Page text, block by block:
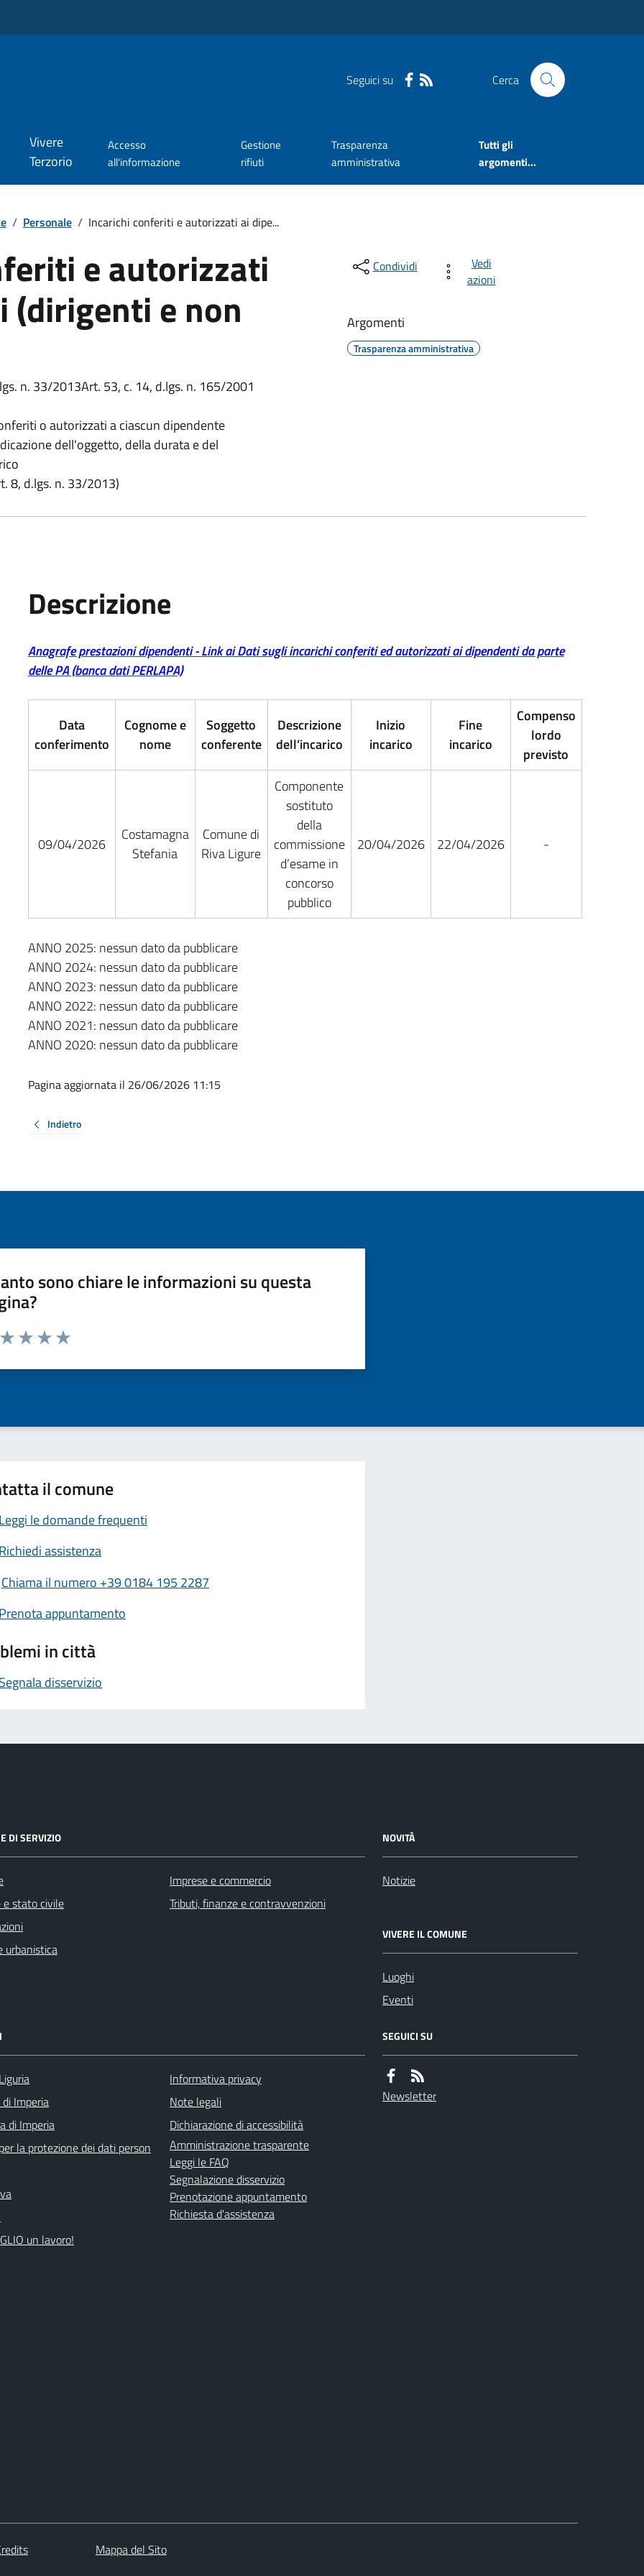
Seguici su Cerca
Vivere
Terzorio
Accesso
all'informazione
Gestione
rifiuti
Trasparenza
amministrativa
Tutti gli
argomenti...
/ Personale / Incarichi conferiti e autorizzati ai dipe...
e autorizzati
(dirigenti e non
n. 33/2013Art. 53, c. 14, d.lgs. n. 165/2001
o autorizzati a ciascun dipendente
dell'oggetto, della durata e del
8, d.lgs. n. 33/2013)
Condividi
Vedi
azioni
Argomenti
Trasparenza amministrativa
Descrizione
Anagrafe prestazioni dipendenti - Link ai Dati sugli incarichi conferiti ed autorizzati ai dipendenti da parte
delle PA (banca dati PERLAPA)
Data
conferimento
Cognome e
nome
Soggetto
conferente
Descrizione
dell’incarico
Inizio
incarico
Fine
incarico
Compenso
lordo
previsto
09/04/2026
Costamagna
Stefania
Comune di
Riva Ligure
Componente
sostituto
della
commissione
d’esame in
concorso
pubblico
20/04/2026 22/04/2026 -
ANNO 2025: nessun dato da pubblicare
ANNO 2024: nessun dato da pubblicare
ANNO 2023: nessun dato da pubblicare
ANNO 2022: nessun dato da pubblicare
ANNO 2021: nessun dato da pubblicare
ANNO 2020: nessun dato da pubblicare
Pagina aggiornata il 26/06/2026 11:15
Indietro
sono chiare le informazioni su questa
da 1 a 5 stelle la pagina
il comune
le domande frequenti
assistenza
Chiama il numero +39 0184 195 2287
appuntamento
in città
disservizio
DI SERVIZIO
e stato civile
urbanistica
Imprese e commercio
Tributi, finanze e contravvenzioni
NOVITÀ
Notizie
VIVERE IL COMUNE
Luoghi
Eventi
Imperia
di Imperia
la protezione dei dati person
un lavoro!
Informativa privacy
Note legali
Dichiarazione di accessibilità
Amministrazione trasparente
Leggi le FAQ
Segnalazione disservizio
Prenotazione appuntamento
Richiesta d'assistenza
SEGUICI SU
Newsletter
Mappa del Sito